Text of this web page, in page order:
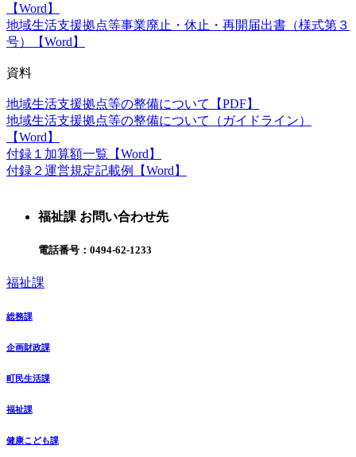
【Word】
地域生活支援拠点等事業廃止・休止・再開届出書（様式第３
号）【Word】
資料
地域生活支援拠点等の整備について【PDF】
地域生活支援拠点等の整備について（ガイドライン）
【Word】
付録１加算額一覧【Word】
付録２運営規定記載例【Word】
福祉課 お問い合わせ先
電話番号： 0494-62-1233
福祉課
総務課
企画財政課
町民生活課
福祉課
健康こども課